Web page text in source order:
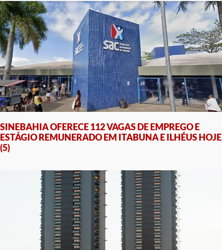
SINEBAHIA OFERECE 112 VAGAS DE EMPREGO E
ESTÁGIO REMUNERADO EM ITABUNA E ILHÉUS HOJE
(5)